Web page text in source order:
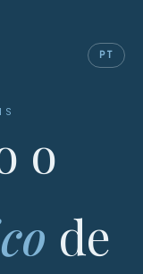
PT
o
de